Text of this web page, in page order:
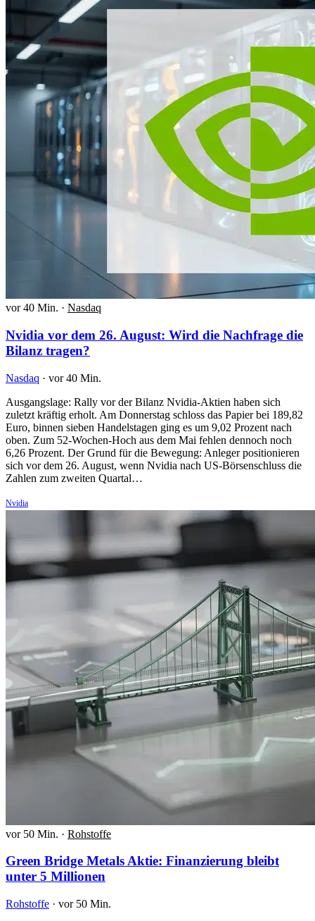
vor 40 Min. · Nasdaq
Nvidia vor dem 26. August: Wird die Nachfrage die
Bilanz tragen?
Nasdaq · vor 40 Min.
Ausgangslage: Rally vor der Bilanz Nvidia-Aktien haben sich
zuletzt kräftig erholt. Am Donnerstag schloss das Papier bei 189,82
Euro, binnen sieben Handelstagen ging es um 9,02 Prozent nach
oben. Zum 52-Wochen-Hoch aus dem Mai fehlen dennoch noch
6,26 Prozent. Der Grund für die Bewegung: Anleger positionieren
sich vor dem 26. August, wenn Nvidia nach US-Börsenschluss die
Zahlen zum zweiten Quartal…
Nvidia
vor 50 Min. · Rohstoffe
Green Bridge Metals Aktie: Finanzierung bleibt
unter 5 Millionen
Rohstoffe · vor 50 Min.